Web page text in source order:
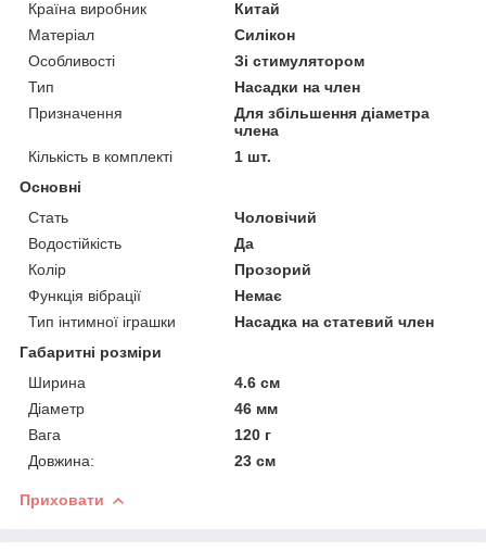
Країна виробник
Китай
Матеріал
Силікон
Особливості
Зі стимулятором
Тип
Насадки на член
Призначення
Для збільшення діаметра
члена
Кількість в комплекті
1 шт.
Основні
Стать
Чоловічий
Водостійкість
Да
Колір
Прозорий
Функція вібрації
Немає
Тип інтимної іграшки
Насадка на статевий член
Габаритні розміри
Ширина
4.6 см
Діаметр
46 мм
Вага
120 г
Довжина:
23 см
Приховати